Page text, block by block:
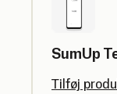
SumUp
Tilføj